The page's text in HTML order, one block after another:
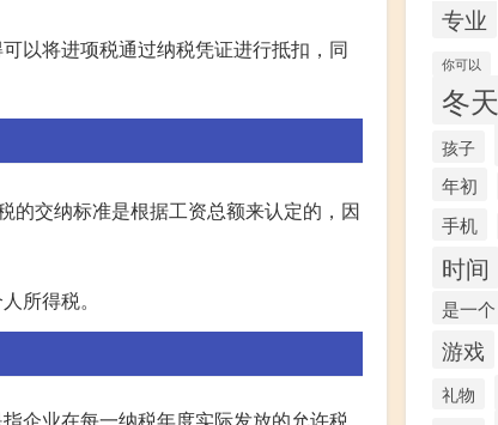
以将进项税通过纳税凭证进行抵扣，同
的交纳标准是根据工资总额来认定的，因
所得税。
专业
你可以
冬天
孩子
年初
手机
时间
是一个
游戏
礼物